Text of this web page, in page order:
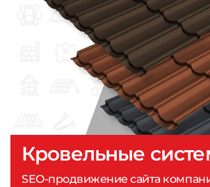
Кровельные
SEO-продвижение сайта